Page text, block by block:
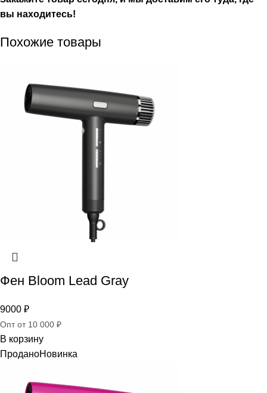
вы находитесь!
Похожие товары
Фен Bloom Lead Gray
9000 ₽
Опт от 10 000 ₽
В корзину
ПроданоНовинка